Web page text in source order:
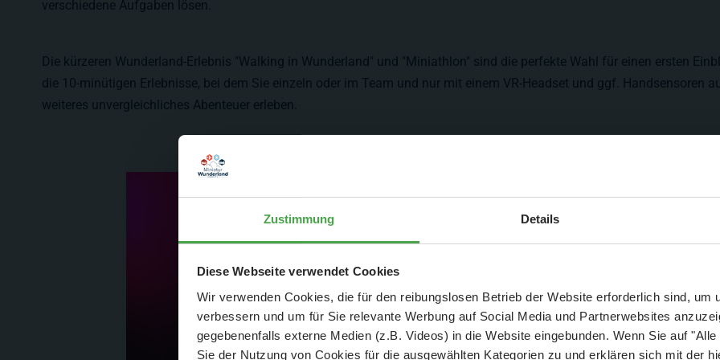
Zustimmung Details
Diese Webseite verwendet Cookies
Wir verwenden Cookies, die für den reibungslosen Betrieb der Website erforderlich sind, um
verbessern und um für Sie relevante Werbung auf Social Media und Partnerwebsites
gegebenenfalls externe Medien (z.B. Videos) in die Website eingebunden. Wenn Sie auf
Sie der Nutzung von Cookies für die ausgewählten Kategorien zu und erklären sich mit der
verschiedene Aufgaben lösen.
Die kürzeren Wunderland-Erlebnis "Walking in Wunderland" und "Miniathlon" sind die perfekte Wahl für einen ersten
die 10-minütigen Erlebnisse, bei dem Sie einzeln oder im Team und nur mit einem VR-Headset und ggf. Handsensoren
weiteres unvergleichliches Abenteuer erleben.
Aktuelle Mitteilung
Der Spar-Hammer: 25 % Ersparnis bei Große Pötte & kleine
und September - ohne Wartezeit
- Abendliche Hafenrundfahrt/Lichterfahrt 🛥️
- anschließender Wunderland-BesuchOHNEWartezeit 🚂